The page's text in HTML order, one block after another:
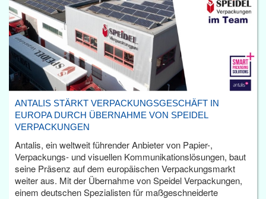
ANTALIS STÄRKT VERPACKUNGSGESCHÄFT IN
EUROPA DURCH ÜBERNAHME VON SPEIDEL
VERPACKUNGEN
Antalis, ein weltweit führender Anbieter von Papier-,
Verpackungs- und visuellen Kommunikationslösungen, baut
seine Präsenz auf dem europäischen Verpackungsmarkt
weiter aus. Mit der Übernahme von Speidel Verpackungen,
einem deutschen Spezialisten für maßgeschneiderte